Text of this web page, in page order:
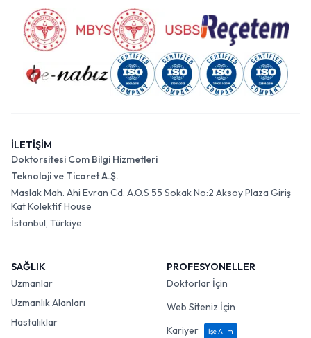
İLETİŞİM
Doktorsitesi Com Bilgi Hizmetleri
Teknoloji ve Ticaret A.Ş.
Maslak Mah. Ahi Evran Cd. A.O.S 55 Sokak No:2 Aksoy Plaza Giriş
Kat Kolektif House
İstanbul, Türkiye
SAĞLIK
Uzmanlar
Uzmanlık Alanları
Hastalıklar
PROFESYONELLER
Doktorlar İçin
Web Siteniz İçin
Kariyer
İşe Alım